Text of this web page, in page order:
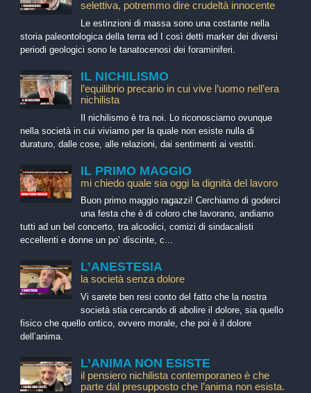
selettiva, potremmo dire crudeltà innocente
Le estinzioni di massa sono una costante nella
storia paleontologica della terra ed I così detti marker dei diversi
periodi geologici sono le tanatocenosi dei foraminiferi.
IL NICHILISMO
l’equilibrio precario in cui vive l’uomo nell’era
nichilista
Il nichilismo è tra noi. Lo riconosciamo ovunque
nella società in cui viviamo per la quale non esiste nulla di
duraturo, dalle cose, alle relazioni, dai sentimenti ai vestiti.
IL PRIMO MAGGIO
mi chiedo quale sia oggi la dignità del lavoro
Buon primo maggio ragazzi! Cerchiamo di goderci
una festa che è di coloro che lavorano, andiamo
tutti ad un bel concerto, tra alcoolici, comizi di sindacalisti
eccellenti e donne un po’ discinte, c...
L’ANESTESIA
la società senza dolore
Vi sarete ben resi conto del fatto che la nostra
società stia cercando di abolire il dolore, sia quello
fisico che quello ontico, ovvero morale, che poi è il dolore
dell’anima.
L’ANIMA NON ESISTE
il pensiero nichilista contemporaneo è che
parte dal presupposto che l’anima non esista.